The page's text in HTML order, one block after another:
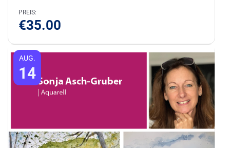
PREIS:
€35.00
AUG.
14